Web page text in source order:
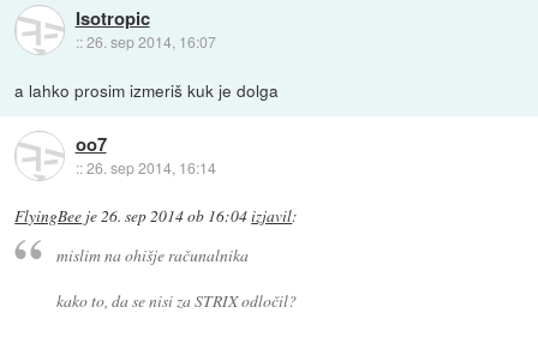
Isotropic
::26. sep 2014, 16:07
a lahko prosim izmeriš kuk je dolga
oo7
::26. sep 2014, 16:14
FlyingBee je26. sep 2014 ob 16:04izjavil:
mislim na ohišje računalnika
kako to, da se nisi za STRIX odločil?